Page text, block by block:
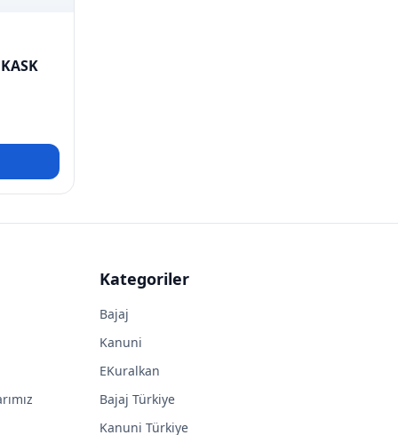
Kategoriler
Bajaj
Kanuni
EKuralkan
Bajaj Türkiye
Kanuni Türkiye